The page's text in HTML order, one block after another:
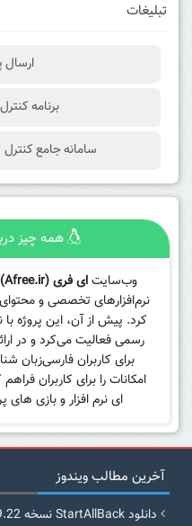
تبلیغات
ارسال
برنامه
سامانه جامع کنترل
همه چیز
وب‌سایتای فری (Afree.ir)
نرم‌افزارهای تخصصی و محتوای
کرد. پیش از آن، این پروژه با
رسمی فعالیت می‌کرد و در
برای کاربران فارسی‌زبان
امکانات را برای کاربران
ای نرم افزار و بازی
آخرین مطالب ویندوز